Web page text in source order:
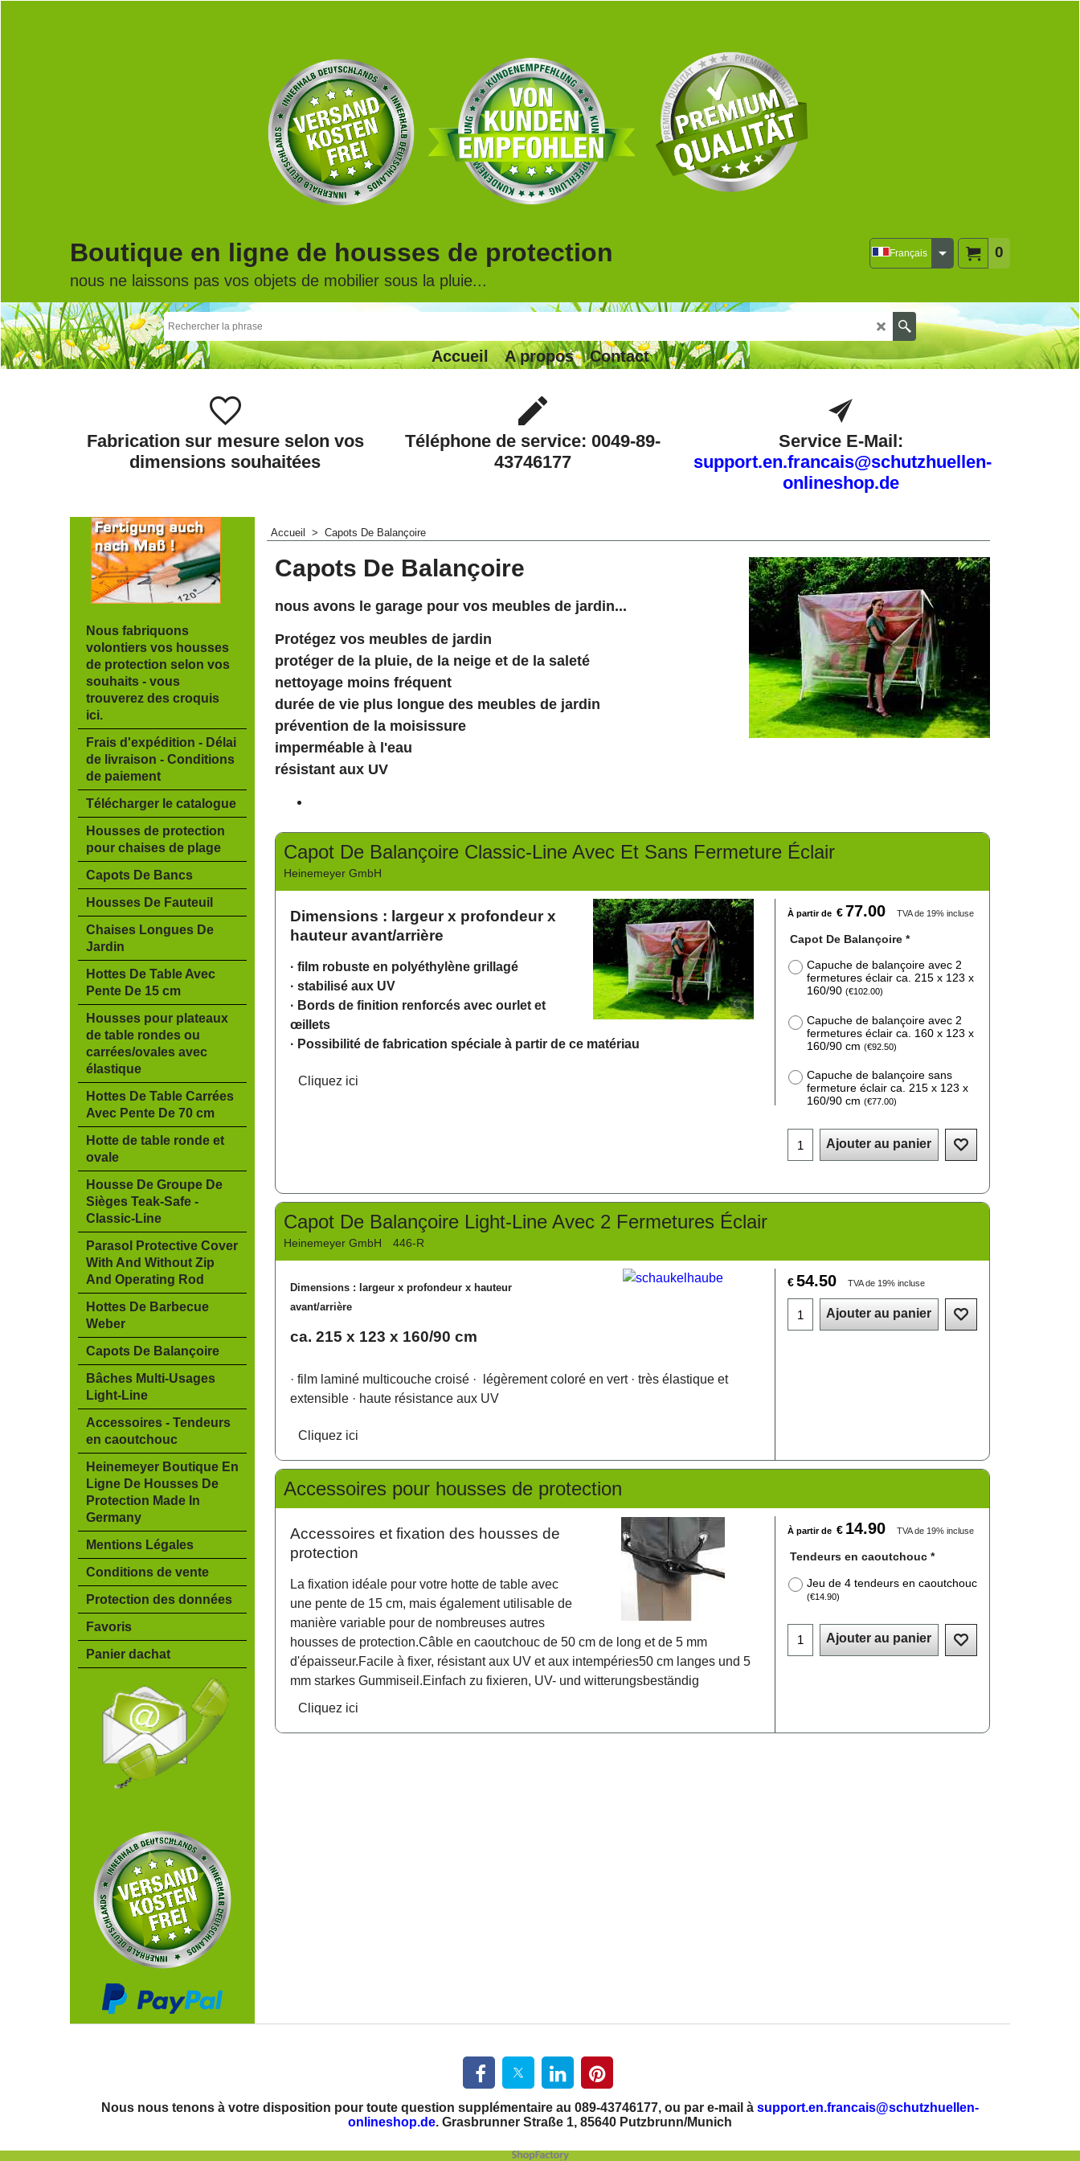
0
Français
Boutique en ligne de housses de protection
nous ne laissons pas vos objets de mobilier sous la pluie...
Accueil A propos Contact
Fabrication sur mesure selon vos
dimensions souhaitées
Téléphone de service: 0049-89-
43746177
Service E-Mail:
support.en.francais@schutzhuellen-
onlineshop.de
Nous fabriquons
volontiers vos housses
de protection selon vos
souhaits - vous
trouverez des croquis
ici.
Frais d'expédition - Délai
de livraison - Conditions
de paiement
Télécharger le catalogue
Housses de protection
pour chaises de plage
Capots De Bancs
Housses De Fauteuil
Chaises Longues De
Jardin
Hottes De Table Avec
Pente De 15 cm
Housses pour plateaux
de table rondes ou
carrées/ovales avec
élastique
Hottes De Table Carrées
Avec Pente De 70 cm
Hotte de table ronde et
ovale
Housse De Groupe De
Sièges Teak-Safe -
Classic-Line
Parasol Protective Cover
With And Without Zip
And Operating Rod
Hottes De Barbecue
Weber
Capots De Balançoire
Bâches Multi-Usages
Light-Line
Accessoires - Tendeurs
en caoutchouc
Heinemeyer Boutique En
Ligne De Housses De
Protection Made In
Germany
Mentions Légales
Conditions de vente
Protection des données
Favoris
Panier dachat
Accueil > Capots De Balançoire
Capots De Balançoire
nous avons le garage pour vos meubles de jardin...
Protégez vos meubles de jardin
protéger de la pluie, de la neige et de la saleté
nettoyage moins fréquent
durée de vie plus longue des meubles de jardin
prévention de la moisissure
imperméable à l'eau
résistant aux UV
Capot De Balançoire Classic-Line Avec Et Sans Fermeture Éclair
Heinemeyer GmbH
À partir de € 77.00 TVA de 19% incluse
Capot De Balançoire *
Capuche de balançoire avec 2
fermetures éclair ca. 215 x 123 x
160/90 (€102.00)
Capuche de balançoire avec 2
fermetures éclair ca. 160 x 123 x
160/90 cm (€92.50)
Capuche de balançoire sans
fermeture éclair ca. 215 x 123 x
160/90 cm (€77.00)
Ajouter au panier
Dimensions : largeur x profondeur x
hauteur avant/arrière
· film robuste en polyéthylène grillagé
· stabilisé aux UV
· Bords de finition renforcés avec ourlet et
œillets
· Possibilité de fabrication spéciale à partir de ce matériau
Cliquez ici
Capot De Balançoire Light-Line Avec 2 Fermetures Éclair
Heinemeyer GmbH 446-R
€ 54.50 TVA de 19% incluse
Ajouter au panier
Dimensions : largeur x profondeur x hauteur
avant/arrière
ca. 215 x 123 x 160/90 cm
· film laminé multicouche croisé · légèrement coloré en vert · très élastique et
extensible · haute résistance aux UV
Cliquez ici
Accessoires pour housses de protection
À partir de € 14.90 TVA de 19% incluse
Tendeurs en caoutchouc *
Jeu de 4 tendeurs en caoutchouc
(€14.90)
Ajouter au panier
Accessoires et fixation des housses de
protection
La fixation idéale pour votre hotte de table avec
une pente de 15 cm, mais également utilisable de
manière variable pour de nombreuses autres
housses de protection.Câble en caoutchouc de 50 cm de long et de 5 mm
d'épaisseur.Facile à fixer, résistant aux UV et aux intempéries50 cm langes und 5
mm starkes Gummiseil.Einfach zu fixieren, UV- und witterungsbeständig
Cliquez ici
Nous nous tenons à votre disposition pour toute question supplémentaire au 089-43746177, ou par e-mail à support.en.francais@schutzhuellen-
onlineshop.de. Grasbrunner Straße 1, 85640 Putzbrunn/Munich
Boutique en ligne créés